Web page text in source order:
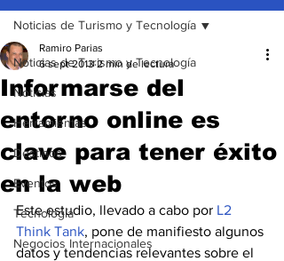
Noticias de Turismo y Tecnología
Noticias
Herramientas
Destinos
Eventos
Tecnología
Negocios Internacionales
Noticias de Turismo y Tecnología
Informarse del
entorno online es
clave para tener éxito
en la web
Ramiro Parias
6 sept 2013 2 min de lectura
Este estudio, llevado a cabo por L2
Think Tank, pone de manifiesto algunos
datos y tendencias relevantes sobre el